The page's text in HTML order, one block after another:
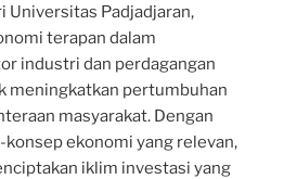
Universitas Padjadjaran,
terapan dalam
industri dan perdagangan
meningkatkan pertumbuhan
masyarakat. Dengan
ekonomi yang relevan,
iklim investasi yang